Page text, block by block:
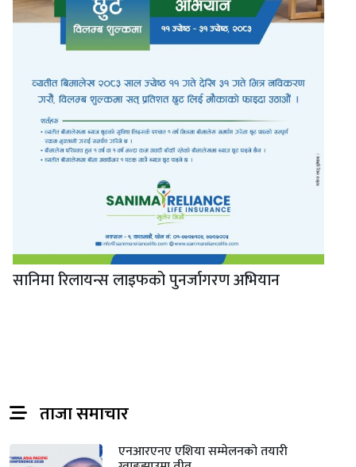
सानिमा रिलायन्स लाइफको पुनर्जागरण अभियान
ताजा समाचार
एनआरएनए एशिया सम्मेलनको तयारी